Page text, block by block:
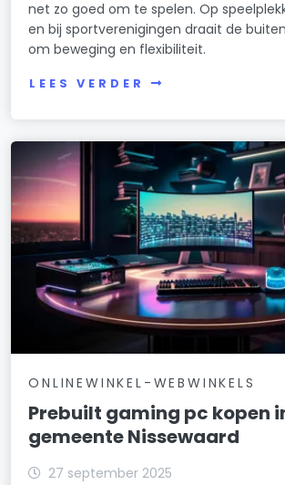
net zo goed om te spelen. Op
en bij sportverenigingen draait de
om beweging en flexibiliteit.
LEES VERDER
ONLINEWINKEL-WEBWINKELS
Prebuilt gaming pc kopen
gemeente Nissewaard
27 september 2025